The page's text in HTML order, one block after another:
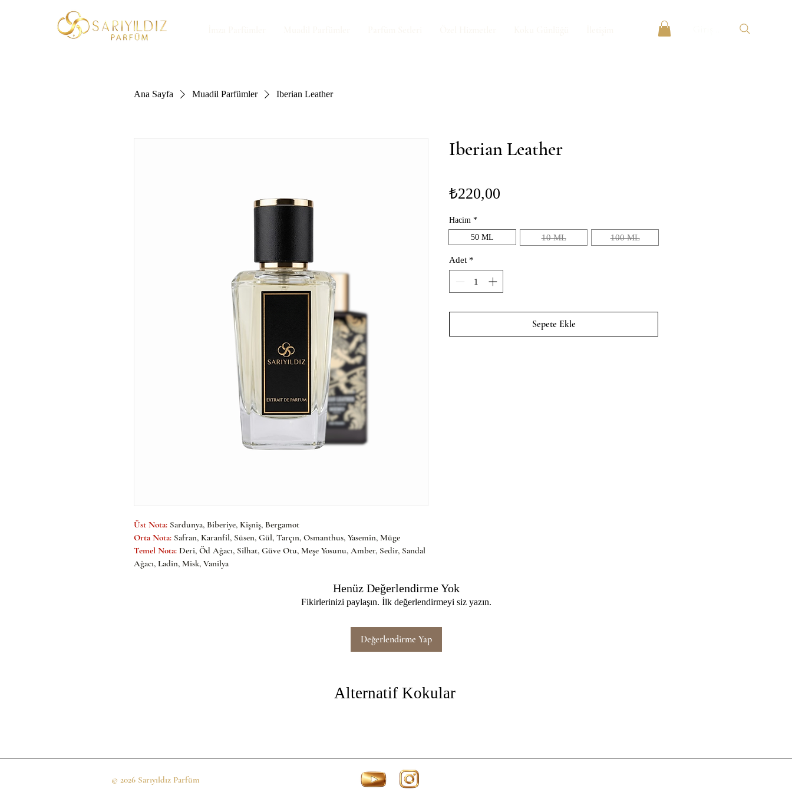
Ana Sayfa Muadil Parfümler Iberian Leather
Üst Nota: Sardunya, Biberiye, Kişniş, Bergamot
Orta Nota: Safran, Karanfil, Süsen, Gül, Tarçın, Osmanthus, Yasemin, Müge
Temel Nota: Deri, Öd Ağacı, Silhat, Güve Otu, Meşe Yosunu, Amber, Sedir, Sandal
Ağacı, Ladin, Misk, Vanilya
Iberian Leather
₺220,00
Hacim *
50 ML
10 ML 100 ML
Adet *
Sepete Ekle
Henüz Değerlendirme Yok
Fikirlerinizi paylaşın. İlk değerlendirmeyi siz yazın.
Değerlendirme Yap
Alternatif Kokular
© 2026 Sarıyıldız Parfüm